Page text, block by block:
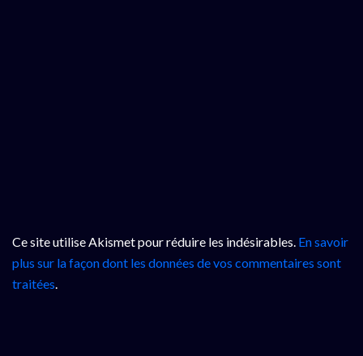
Ce site utilise Akismet pour réduire les indésirables. En savoir
plus sur la façon dont les données de vos commentaires sont
traitées.